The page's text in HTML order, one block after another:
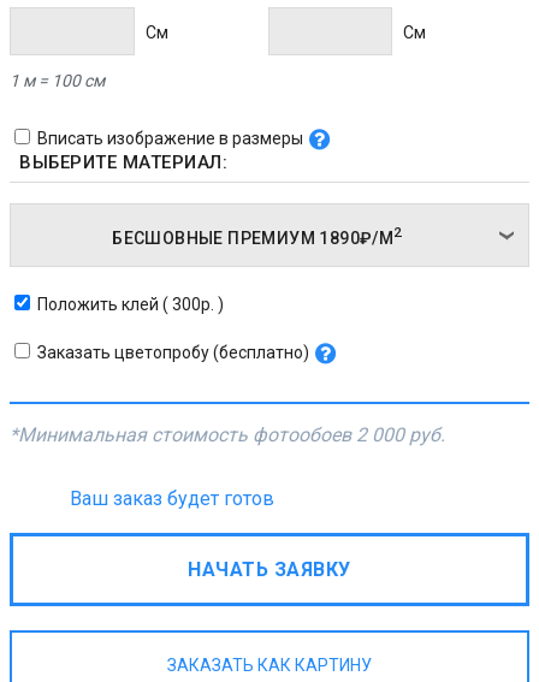
Cм Cм
1 м = 100 см
Вписать изображение в размеры
ВЫБЕРИТЕ МАТЕРИАЛ:
БЕСШОВНЫЕ ПРЕМИУМ 1890₽/М 2
Положить клей ( 300р. )
Заказать цветопробу (бесплатно)
*Минимальная стоимость фотообоев 2 000 руб.
Ваш заказ будет готов
НАЧАТЬ ЗАЯВКУ
ЗАКАЗАТЬ КАК КАРТИНУ